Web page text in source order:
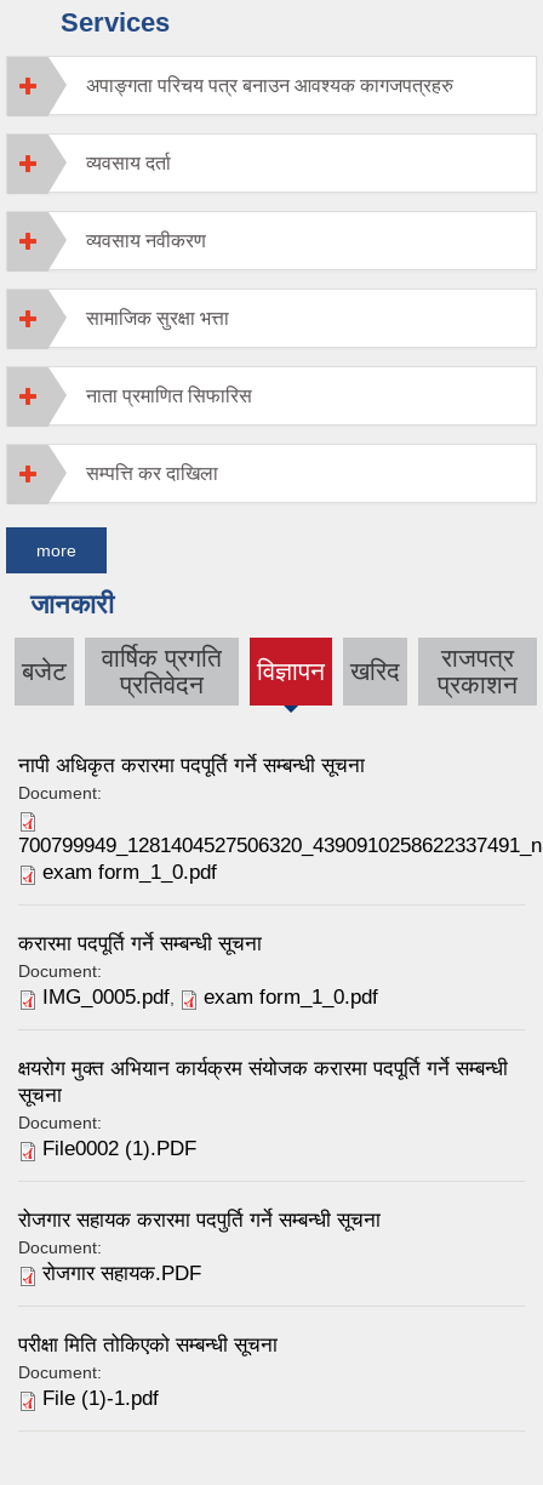
Services
अपाङ्गता परिचय पत्र बनाउन आवश्यक कागजपत्रहरु
व्यवसाय दर्ता
व्यवसाय नवीकरण
सामाजिक सुरक्षा भत्ता
नाता प्रमाणित सिफारिस
सम्पत्ति कर दाखिला
more
जानकारी
बजेट
वार्षिक प्रगति
प्रतिवेदन
विज्ञापन
(active
tab)
खरिद
राजपत्र
प्रकाशन
नापी अधिकृत करारमा पदपूर्ति गर्ने सम्बन्धी सूचना
Document:
exam form_1_0.pdf
करारमा पदपूर्ति गर्ने सम्बन्धी सूचना
Document:
IMG_0005.pdf, exam form_1_0.pdf
क्षयरोग मुक्त अभियान कार्यक्रम संयोजक करारमा पदपूर्ति गर्ने सम्बन्धी
सूचना
Document:
File0002 (1).PDF
रोजगार सहायक करारमा पदपुर्ति गर्ने सम्बन्धी सूचना
Document:
रोजगार सहायक.PDF
परीक्षा मिति तोकिएको सम्बन्धी सूचना
Document:
File (1)-1.pdf